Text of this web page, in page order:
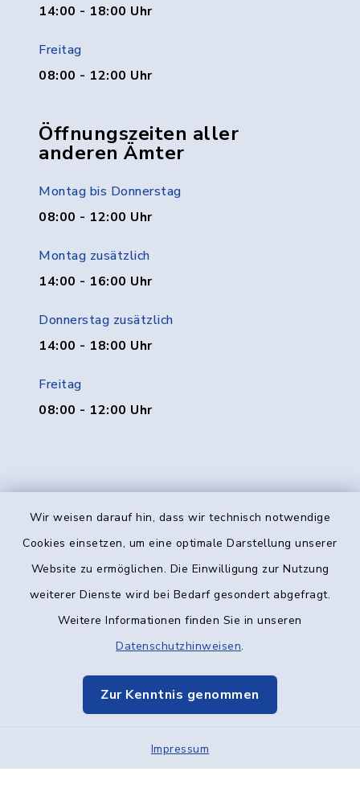
Wir weisen darauf hin, dass wir technisch notwendige
Cookies einsetzen, um eine optimale Darstellung unserer
Website zu ermöglichen. Die Einwilligung zur Nutzung
weiterer Dienste wird bei Bedarf gesondert abgefragt.
Weitere Informationen finden Sie in unseren
Datenschutzhinweisen.
Zur Kenntnis genommen
Impressum
14:00 - 18:00 Uhr
Freitag
08:00 - 12:00 Uhr
Öffnungszeiten aller
anderen Ämter
Montag bis Donnerstag
08:00 - 12:00 Uhr
Montag zusätzlich
14:00 - 16:00 Uhr
Donnerstag zusätzlich
14:00 - 18:00 Uhr
Freitag
08:00 - 12:00 Uhr
Kontakt
Datenschutz
Elektronische Kommunikation
Sitemap